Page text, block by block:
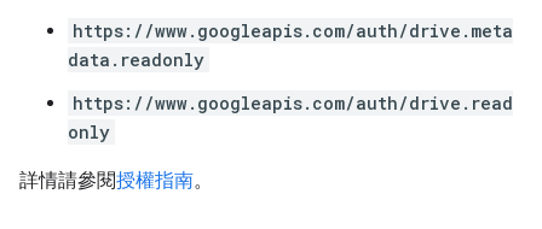
https://www.googleapis.com/auth/drive.meta
data.readonly
https://www.googleapis.com/auth/drive.read
only
詳情請參閱授權指南。